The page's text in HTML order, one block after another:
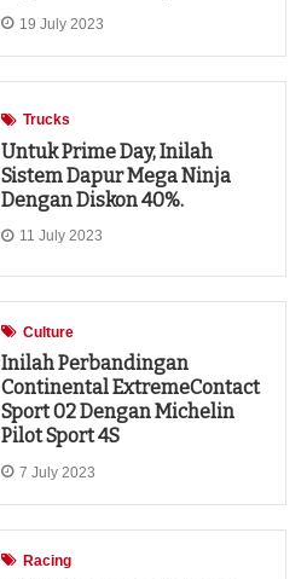
19 July 2023
Trucks
Untuk Prime Day, Inilah
Sistem Dapur Mega Ninja
Dengan Diskon 40%.
11 July 2023
Culture
Inilah Perbandingan
Continental ExtremeContact
Sport 02 Dengan Michelin
Pilot Sport 4S
7 July 2023
Racing